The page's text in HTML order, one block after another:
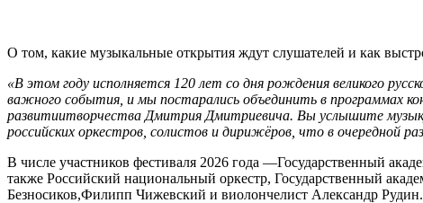
О том, какие музыкальные открытия ждут слушателей и как
«В этом году исполняется 120 лет со дня рождения великого
важного события, и мы постарались объединить в программах
развитиитворчества Дмитрия Дмитриевича. Вы услышите
российских оркестров, солистов и дирижёров, что в очередной
В числе участников фестиваля 2026 года —Государственный
также Российский национальный оркестр, Государственный
Безносиков,Филипп Чижевский и виолончелист Александр Рудин.